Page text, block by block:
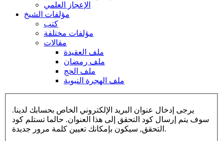
الإعجاز العلمي
مؤلفات الشيخ
كتب
مؤلفات مختلفة
مقالات
ملف العقيدة
ملف رمضان
ملف الحج
ملف الهجرة النبوية
يرجى إدخال عنوان البريد الإلكتروني الخاص بحسابك لدينا.
سوف يتم إرسال كود التحقق إلى هذا العنوان. حالما تستلم كود
التحقق, سيكون بإمكانك تعيين كلمة مرور جديدة.